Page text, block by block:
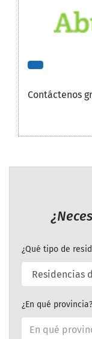
Contáctenos
¿Qué tipo de
¿En qué provincia?